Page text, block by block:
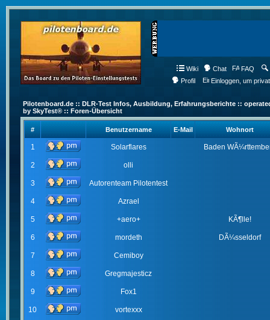
Wiki Chat FAQ
Profil
Einloggen, um
Pilotenboard.de :: DLR-Test Infos, Ausbildung, Erfahrungsberichte ::
by SkyTest® :: Foren-Übersicht
# Benutzername E-Mail Wohnort
1 Solarflares Baden
2 olli
3 Autorenteam Pilotentest
4 Azrael
5 +aero+ KÃ¶lle!
6 mordeth DÃ¼sseldorf
7 Cemiboy
8 Gregmajesticz
9 Fox1
10 vortexxx